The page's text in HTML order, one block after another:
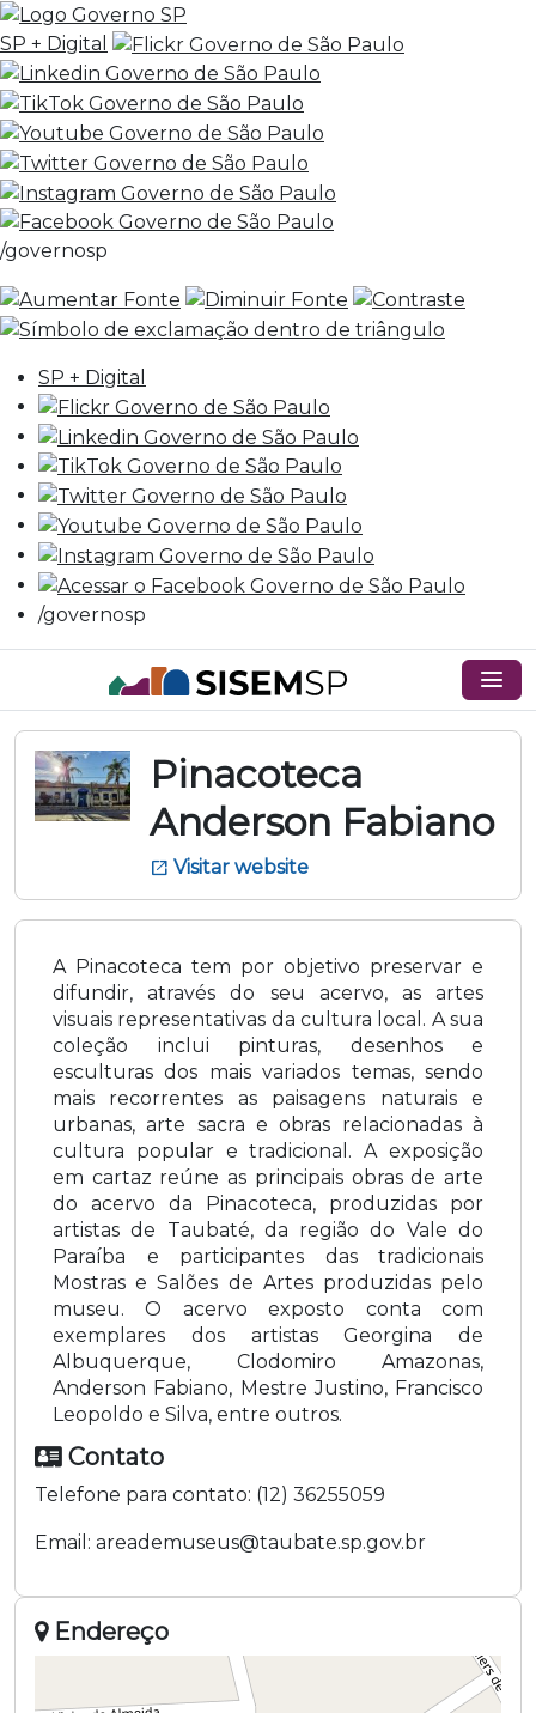
SP + Digital
/governosp
SP + Digital
/governosp
menu
Pinacoteca
Anderson Fabiano
open_in_new Visitar website
A Pinacoteca tem por objetivo preservar e
difundir, através do seu acervo, as artes
visuais representativas da cultura local. A sua
coleção inclui pinturas, desenhos e
esculturas dos mais variados temas, sendo
mais recorrentes as paisagens naturais e
urbanas, arte sacra e obras relacionadas à
cultura popular e tradicional. A exposição
em cartaz reúne as principais obras de arte
do acervo da Pinacoteca, produzidas por
artistas de Taubaté, da região do Vale do
Paraíba e participantes das tradicionais
Mostras e Salões de Artes produzidas pelo
museu. O acervo exposto conta com
exemplares dos artistas Georgina de
Albuquerque, Clodomiro Amazonas,
Anderson Fabiano, Mestre Justino, Francisco
Leopoldo e Silva, entre outros.
Contato
Telefone para contato: (12) 36255059
Email: areademuseus@taubate.sp.gov.br
Endereço